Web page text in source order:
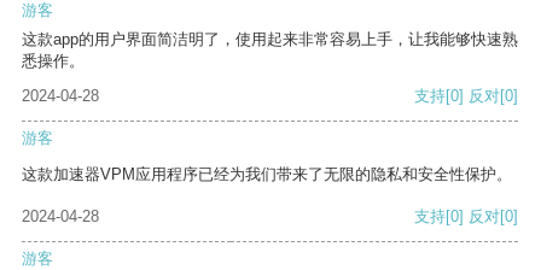
游客
这款app的用户界面简洁明了，使用起来非常容易上手，让我能够快速熟
悉操作。
2024-04-28
支持[0] 反对[0]
游客
这款加速器VPM应用程序已经为我们带来了无限的隐私和安全性保护。
2024-04-28 支持[0] 反对[0]
游客